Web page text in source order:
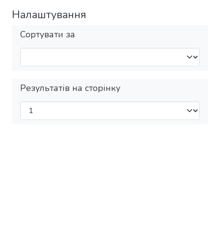
Налаштування
Сортувати за
Результатів на сторінку